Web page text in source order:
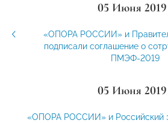
05 Июня 2019
«ОПОРА РОССИИ» и
подписали соглашение о
ПМЭФ-2019
05 Июня 2019
«ОПОРА РОССИИ» и Российский